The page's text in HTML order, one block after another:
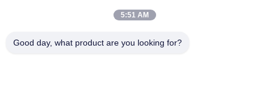
5:51 AM
Good day, what product are you looking for?